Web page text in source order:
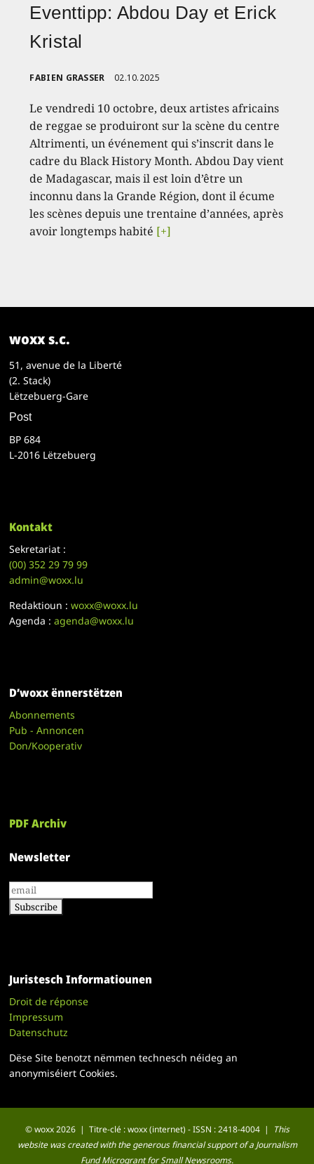
Eventtipp: Abdou Day et Erick
Kristal
FABIEN GRASSER 02.10.2025
Le vendredi 10 octobre, deux artistes africains
de reggae se produiront sur la scène du centre
Altrimenti, un événement qui s’inscrit dans le
cadre du Black History Month. Abdou Day vient
de Madagascar, mais il est loin d’être un
inconnu dans la Grande Région, dont il écume
les scènes depuis une trentaine d’années, après
avoir longtemps habité [+]
woxx s.c.
51, avenue de la Liberté
(2. Stack)
Lëtzebuerg-Gare
Post
BP 684
L-2016 Lëtzebuerg
Kontakt
Sekretariat :
(00)352 29 79 99
admin@woxx.lu
Redaktioun :woxx@woxx.lu
Agenda :agenda@woxx.lu
D’woxx ënnerstëtzen
Abonnements
Pub - Annoncen
Don/Kooperativ
PDF Archiv
Newsletter
Juristesch Informatiounen
Droit de réponse
Impressum
Datenschutz
Dëse Site benotzt nëmmen technesch néideg an
anonymiséiert Cookies.
© woxx 2026 | Titre-clé : woxx (internet) - ISSN : 2418-4004 |
This
website was created with the generous financial support of a Journalism
Fund Microgrant for Small Newsrooms.